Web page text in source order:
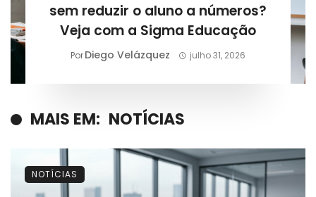
sem reduzir o aluno a números?
Veja com a Sigma Educação
PorDiego Velázquez julho 31, 2026
MAIS EM: NOTÍCIAS
NOTÍCIAS